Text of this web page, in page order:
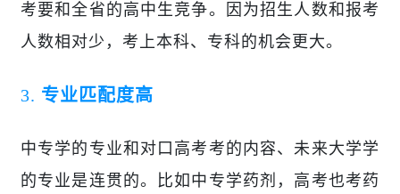
考要和全省的高中生竞争。因为招生人数和报考
人数相对少，考上本科、专科的机会更大。
3. 专业匹配度高
中专学的专业和对口高考考的内容、未来大学学
的专业是连贯的。比如中专学药剂，高考也考药